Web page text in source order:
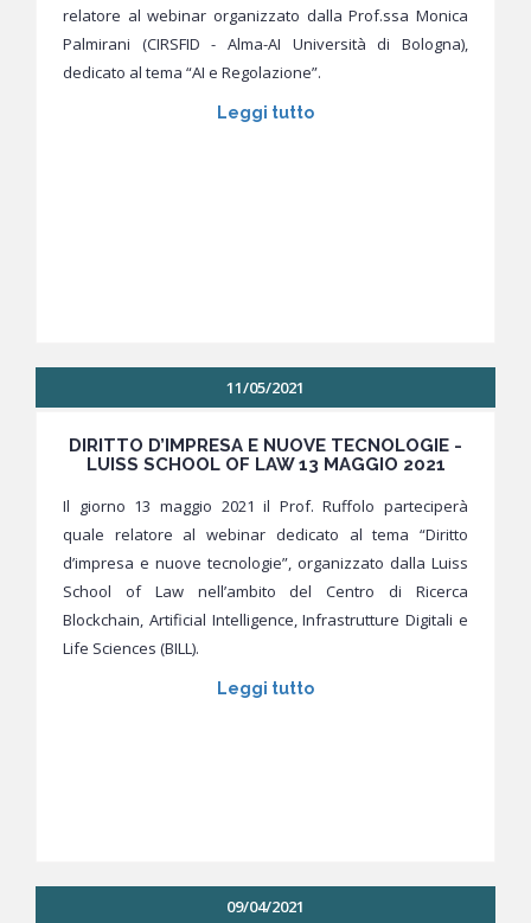
relatore al webinar organizzato dalla Prof.ssa Monica
Palmirani (CIRSFID - Alma-AI Università di Bologna),
dedicato al tema “AI e Regolazione”.
Leggi tutto
11/05/2021
DIRITTO D’IMPRESA E NUOVE TECNOLOGIE -
LUISS SCHOOL OF LAW 13 MAGGIO 2021
Il giorno 13 maggio 2021 il Prof. Ruffolo parteciperà
quale relatore al webinar dedicato al tema “Diritto
d’impresa e nuove tecnologie”, organizzato dalla Luiss
School of Law nell’ambito del Centro di Ricerca
Blockchain, Artificial Intelligence, Infrastrutture Digitali e
Life Sciences (BILL).
Leggi tutto
09/04/2021